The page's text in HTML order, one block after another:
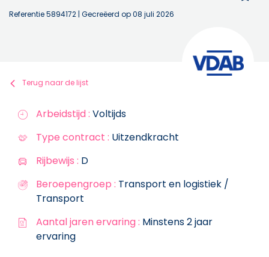
Referentie 5894172 | Gecreëerd op 08 juli 2026
Terug naar de lijst
Arbeidstijd : Voltijds
Type contract : Uitzendkracht
Rijbewijs : D
Beroepengroep : Transport en logistiek /
Transport
Aantal jaren ervaring : Minstens 2 jaar
ervaring